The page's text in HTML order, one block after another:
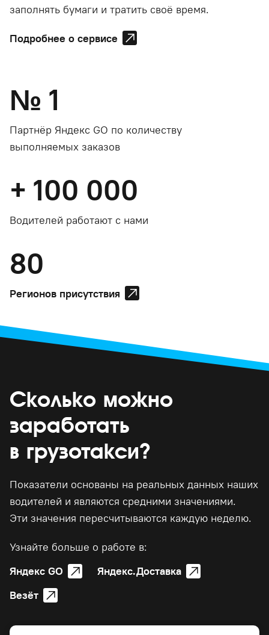
заполнять бумаги и тратить своё время.
Подробнее о сервисе
№ 1
Партнёр Яндекс GO по количеству
выполняемых заказов
+ 100 000
Водителей работают с нами
80
Регионов присутствия
Сколько можно
заработать
в грузотакси?
Показатели основаны на реальных данных наших
водителей и являются средними значениями.
Эти значения пересчитываются каждую неделю.
Узнайте больше о работе в:
Яндекс GO
Яндекс.Доставка
Везёт